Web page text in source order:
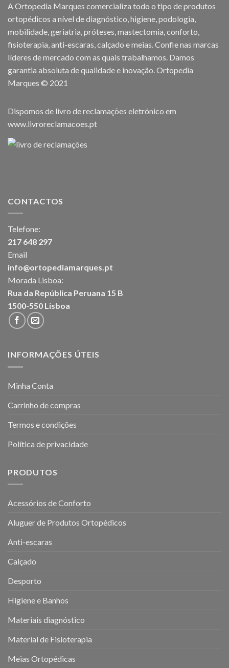
A Ortopedia Marques comercializa todo o tipo de produtos
ortopédicos a nível de diagnóstico, higiene, podologia,
mobilidade, geriatria, próteses, mastectomia, conforto,
fisioterapia, anti-escaras, calçado e meias. Confie nas marcas
líderes de mercado com as quais trabalhamos. Damos
garantia absoluta de qualidade e inovação. Ortopedia
Marques © 2021
Dispomos de livro de reclamações eletrónico em
www.livroreclamacoes.pt
CONTACTOS
Telefone:
217 648 297
Email
info@ortopediamarques.pt
Morada Lisboa:
Rua da República Peruana 15 B
1500-550 Lisboa
INFORMAÇÕES ÚTEIS
Minha Conta
Carrinho de compras
Termos e condições
Política de privacidade
PRODUTOS
Acessórios de Conforto
Aluguer de Produtos Ortopédicos
Anti-escaras
Calçado
Desporto
Higiene e Banhos
Materiais diagnóstico
Material de Fisioterapia
Meias Ortopédicas